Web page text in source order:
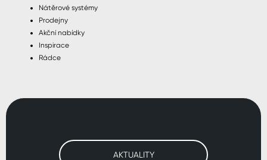
Nátěrové systémy
Prodejny
Akční nabídky
Inspirace
Rádce
AKTUALITY